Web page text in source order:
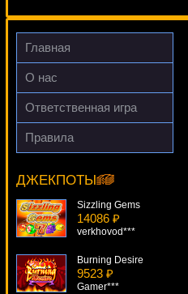
Barbary Coast
4284 ₽
Lucy***
Главная
О нас
Ответственная игра
Правила
ДЖЕКПОТЫ
The Joy Of Six
DenisVS***
Sizzling Gems
14086 ₽
verkhovod***
Burning Desire
9523 ₽
Gamer***